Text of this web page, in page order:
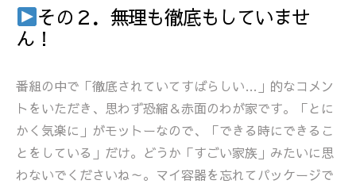
その２．無理も徹底もしていませ
ん！
番組の中で「徹底されていてすばらしい…」的なコメン
トをいただき、思わず恐縮＆赤面のわが家です。「とに
かく気楽に」がモットーなので、「できる時にできるこ
とをしている」だけ。どうか「すごい家族」みたいに思
わないでくださいね～。マイ容器を忘れてパッケージで